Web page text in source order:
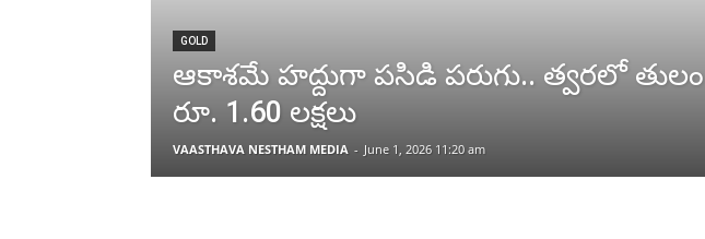
GOLD
ఆకాశమే హద్దుగా పసిడి పరుగు.. త్వరలో తులం
రూ. 1.60 లక్షలు
VAASTHAVA NESTHAM MEDIA - June 1, 2026 11:20 am